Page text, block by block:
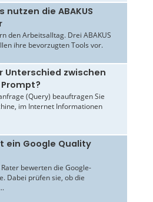
nutzen die ABAKUS
den Arbeitsalltag. Drei ABAKUS
ihre bevorzugten Tools vor.
Unterschied zwischen
(Query) beauftragen Sie
im Internet Informationen
ein Google Quality
bewerten die Google-
Dabei prüfen sie, ob die